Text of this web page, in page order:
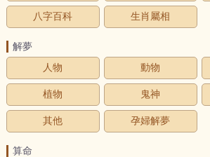
八字百科 生肖屬相
解夢
人物
動物
植物 鬼神
其他 孕婦解夢
算命